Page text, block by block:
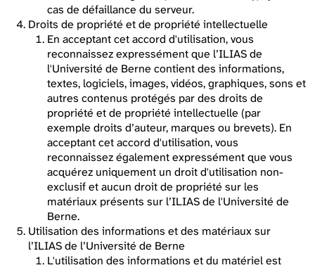
cas de défaillance du serveur.
Droits de propriété et de propriété intellectuelle
En acceptant cet accord d'utilisation, vous
reconnaissez expressément que l’ILIAS de
l'Université de Berne contient des informations,
textes, logiciels, images, vidéos, graphiques, sons et
autres contenus protégés par des droits de
propriété et de propriété intellectuelle (par
exemple droits d’auteur, marques ou brevets). En
acceptant cet accord d'utilisation, vous
reconnaissez également expressément que vous
acquérez uniquement un droit d'utilisation non-
exclusif et aucun droit de propriété sur les
matériaux présents sur l’ILIAS de l'Université de
Berne.
Utilisation des informations et des matériaux sur
l’ILIAS de l’Université de Berne
L'utilisation des informations et du matériel est